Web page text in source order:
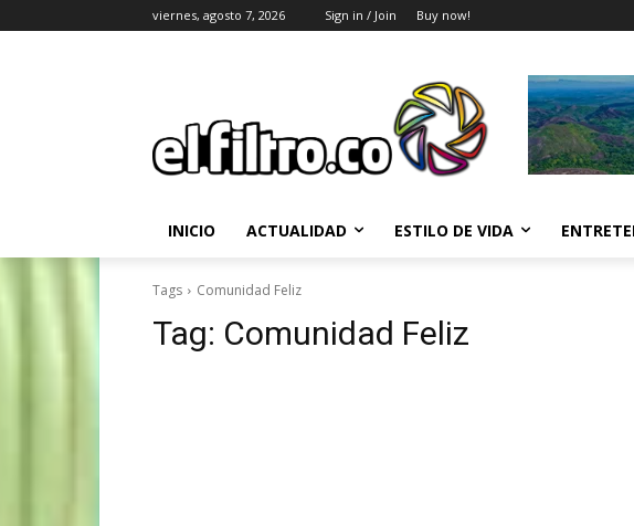
viernes, agosto 7, 2026 Sign in / Join Buy now!
INICIO ACTUALIDAD ESTILO DE VIDA
Tags Comunidad Feliz
Tag: Comunidad Feliz